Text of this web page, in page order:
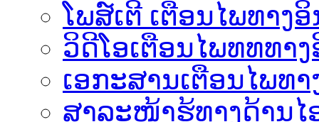
ໂພສ໌ເຕີ ເຕືອນໄພທາງອິ
ວິດີໂອເຕືອນໄພທທທາງ
ເອ​ກະ​ສານເຕືອນໄພທາ
ສາລະໜ້າຮູ້ທາງດ້ານໄ